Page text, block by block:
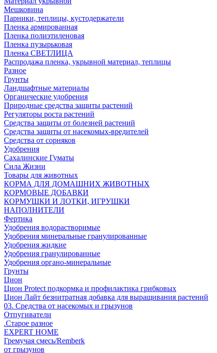
Мешковина
Парники, теплицы, кустодержатели
Пленка армированная
Пленка полиэтиленовая
Пленка пузырьковая
Пленка СВЕТЛИЦА
Распродажа пленка, укрывной материал, теплицы
Разное
Грунты
Ландшафтные материалы
Органические удобрения
Природные средства защиты растений
Регуляторы роста растений
Средства защиты от болезней растений
Средства защиты от насекомых-вредителей
Средства от сорняков
Удобрения
Сахалинские Гуматы
Сила Жизни
Товары для животных
КОРМА ДЛЯ ДОМАШНИХ ЖИВОТНЫХ
КОРМОВЫЕ ДОБАВКИ
КОРМУШКИ И ЛОТКИ, ИГРУШКИ
НАПОЛНИТЕЛИ
Фертика
Удобрения водорастворимые
Удобрения минеральные гранулированные
Удобрения жидкие
Удобрения гранулированные
Удобрения органо-минеральные
Грунты
Цион
Цион Protect подкормка и профилактика грибковых
Цион Лайт безнитратная добавка для выращивания растений
03. Средства от насекомых и грызунов
Отпугиватели
.Старое разное
EXPERT HOME
Гремучая смесь/Remberk
от грызунов